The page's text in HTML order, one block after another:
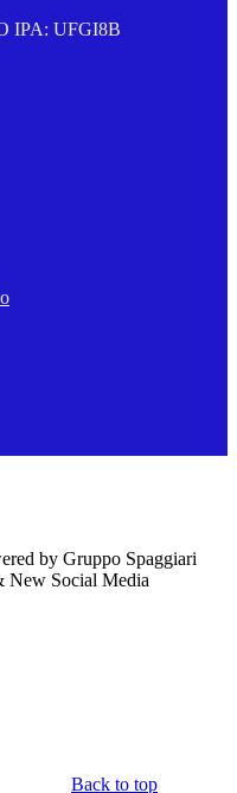
IPA: UFGI8B
by Gruppo Spaggiari
New Social Media
Back to top